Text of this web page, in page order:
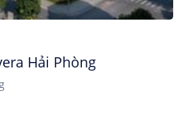
Hải Phòng